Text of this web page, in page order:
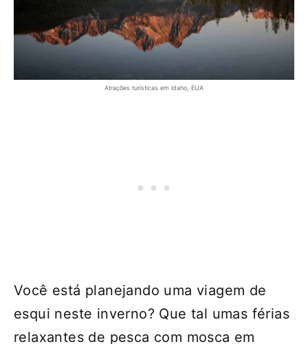
Atrações turísticas em Idaho, EUA
Você está planejando uma viagem de
esqui neste inverno? Que tal umas férias
relaxantes de pesca com mosca em